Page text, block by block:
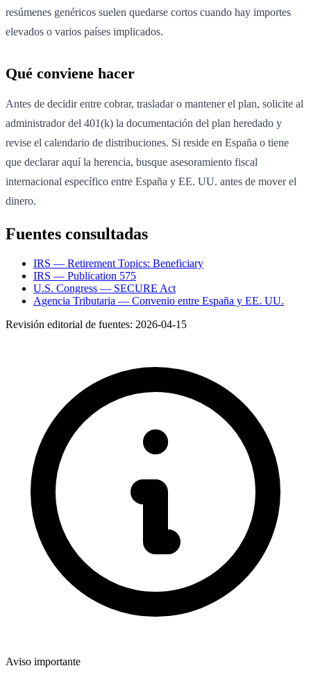
resúmenes genéricos suelen quedarse cortos cuando hay importes
elevados o varios países implicados.
Qué conviene hacer
Antes de decidir entre cobrar, trasladar o mantener el plan, solicite al
administrador del 401(k) la documentación del plan heredado y
revise el calendario de distribuciones. Si reside en España o tiene
que declarar aquí la herencia, busque asesoramiento fiscal
internacional específico entre España y EE. UU. antes de mover el
dinero.
Fuentes consultadas
IRS — Retirement Topics: Beneficiary
IRS — Publication 575
U.S. Congress — SECURE Act
Agencia Tributaria — Convenio entre España y EE. UU.
Revisión editorial de fuentes: 2026-04-15
Aviso importante